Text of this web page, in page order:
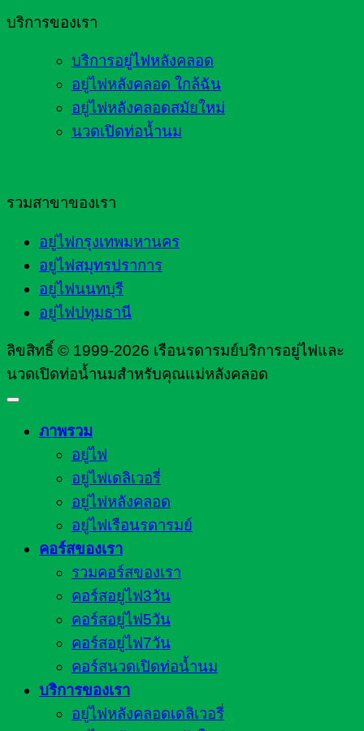
บริการของเรา
บริการอยู่ไฟหลังคลอด
อยู่ไฟหลังคลอด ใกล้ฉัน
อยู่ไฟหลังคลอดสมัยใหม่
นวดเปิดท่อน้ำนม
รวมสาขาของเรา
อยู่ไฟกรุงเทพมหานคร
อยู่ไฟสมุทรปราการ
อยู่ไฟนนทบุรี
อยู่ไฟปทุมธานี
ลิขสิทธิ์ © 1999-2026 เรือนรดารมย์บริการอยู่ไฟและ
นวดเปิดท่อน้ำนมสำหรับคุณแม่หลังคลอด
ภาพรวม
อยู่ไฟ
อยู่ไฟเดลิเวอรี่
อยู่ไฟหลังคลอด
อยู่ไฟเรือนรดารมย์
คอร์สของเรา
รวมคอร์สของเรา
คอร์สอยู่ไฟ3วัน
คอร์สอยู่ไฟ5วัน
คอร์สอยู่ไฟ7วัน
คอร์สนวดเปิดท่อน้ำนม
บริการของเรา
อยู่ไฟหลังคลอดเดลิเวอรี่